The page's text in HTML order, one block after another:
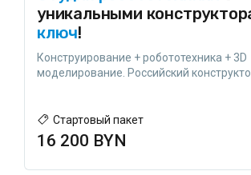
уникальными
ключ!
Конструирование + робототехника + 3D
моделирование. Российский
Стартовый пакет
16 200 BYN